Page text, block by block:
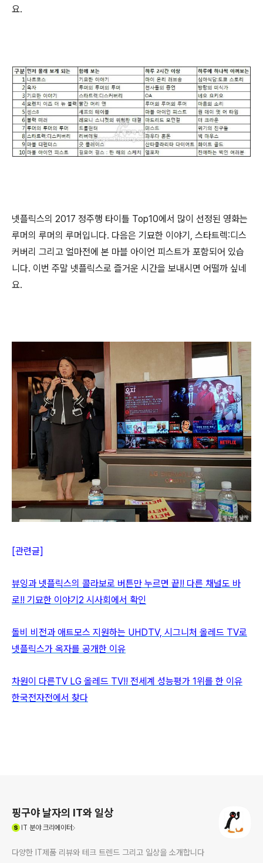
요.
넷플릭스의 2017 정주행 타이틀 Top10에서 많이 선정된 영화는
루머의 루머의 루머입니다. 다음은 기묘한 이야기, 스타트렉:디스
커버리 그리고 얼마전에 본 마블 아이언 피스트가 포함되어 있습
니다. 이번 주말 넷플릭스로 즐거운 시간을 보내시면 어떨까 싶네
요.
[관련글]
뷰잉과 넷플릭스의 콜라보로 버튼만 누르면 끝!! 다른 채널도 바
로!! 기묘한 이야기2 시사회에서 확인
돌비 비전과 애트모스 지원하는 UHDTV, 시그니처 올레드 TV로
넷플릭스가 옥자를 공개한 이유
차원이 다른TV LG 올레드 TV!! 전세계 성능평가 1위를 한 이유
한국전자전에서 찾다
핑구야 날자의 IT와 일상
IT 분야 크리에이터
다양한 IT제품 리뷰와 테크 트렌드 그리고 일상을 소개합니다